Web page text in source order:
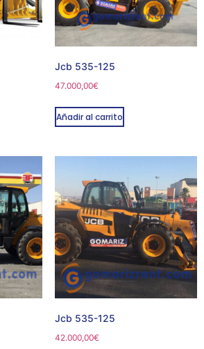
Jcb 535-125
47.000,00€
Añadir al carrito
Jcb 535-125
42.000,00€